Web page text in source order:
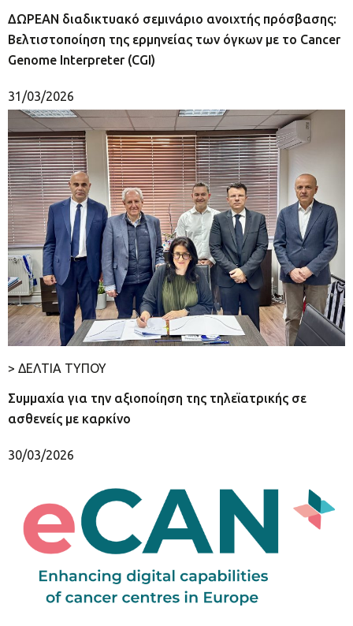
ΔΩΡΕΑΝ διαδικτυακό σεμινάριο ανοιχτής πρόσβασης:
Βελτιστοποίηση της ερμηνείας των όγκων με το Cancer
Genome Interpreter (CGI)
31/03/2026
> ΔΕΛΤΙΑ ΤΥΠΟΥ
Συμμαχία για την αξιοποίηση της τηλεϊατρικής σε
ασθενείς με καρκίνο
30/03/2026